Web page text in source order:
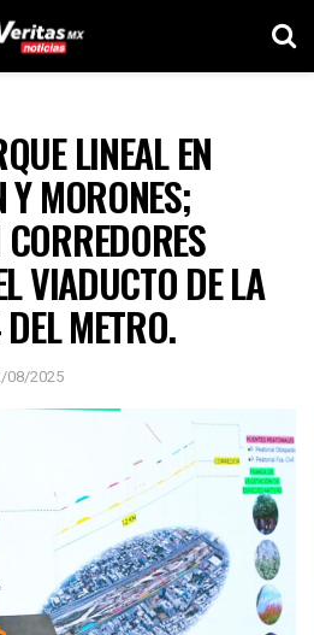
LINEAL EN
MORONES;
VIADUCTO DE LA
METRO.
08/2025